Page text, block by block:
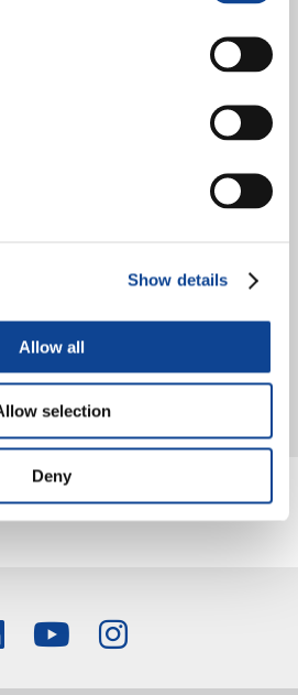
Show details
Allow all
selection
Deny
di
in occasione dell’Assemblea annuale di
il 20 marzo 2020 per via telematica,